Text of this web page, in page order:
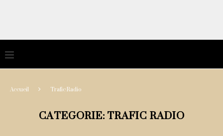
Accueil Trafic Radio
CATEGORIE:TRAFIC RADIO